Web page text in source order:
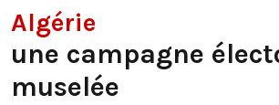
Algérie
une campagne
muselée